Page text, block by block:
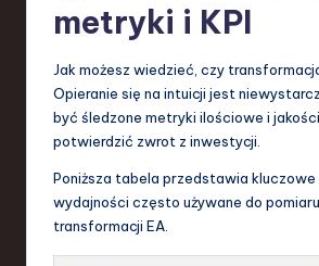
metryki i KPI
Jak możesz wiedzieć, czy
Opieranie się na intuicji jest
być śledzone metryki ilościowe i
potwierdzić zwrot z inwestycji.
Poniższa tabela przedstawia kluczowe
wydajności często używane do
transformacji EA.